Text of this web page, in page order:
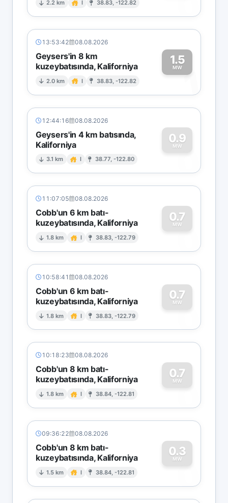
2.2 km I 38.83, -122.82
13:53:42 08.08.2026
Geysers'in 8 km
kuzeybatısında, Kaliforniya
2.0 km I 38.83, -122.82
1.5
MW1
12:44:16 08.08.2026
Geysers'in 4 km batısında,
Kaliforniya
3.1 km I 38.77, -122.80
0.9
MW
0
11:07:05 08.08.2026
Cobb'un 6 km batı-
kuzeybatısında, Kaliforniya
1.8 km I 38.83, -122.79
0.7
MW
0
10:58:41 08.08.2026
Cobb'un 6 km batı-
kuzeybatısında, Kaliforniya
1.8 km I 38.83, -122.79
0.7
MW
0
10:18:23 08.08.2026
Cobb'un 8 km batı-
kuzeybatısında, Kaliforniya
1.8 km I 38.84, -122.81
0.7
MW
0
09:36:22 08.08.2026
Cobb'un 8 km batı-
kuzeybatısında, Kaliforniya
1.5 km I 38.84, -122.81
0.3
MW
0